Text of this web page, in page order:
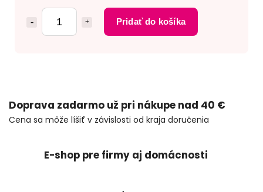
Pridať do košíka
Doprava zadarmo už pri nákupe nad 40 €
Cena sa môže líšiť v závislosti od kraja doručenia
E-shop pre firmy aj domácnosti